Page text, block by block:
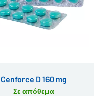
Cenforce D 160 mg
Σε απόθεμα